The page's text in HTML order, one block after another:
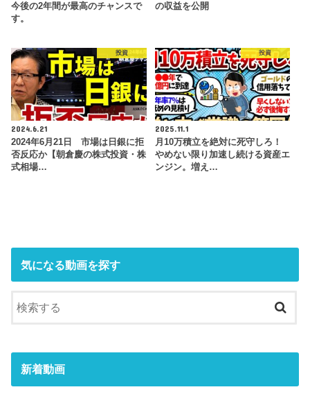
今後の2年間が最高のチャンスで
す。
の収益を公開
投資
2024.6.21
2024年6月21日 市場は日銀に拒
否反応か【朝倉慶の株式投資・株
式相場…
投資
2025.11.1
月10万積立を絶対に死守しろ！
やめない限り加速し続ける資産エ
ンジン。増え…
気になる動画を探す
新着動画